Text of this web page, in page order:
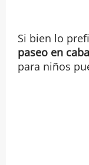
Si bien lo
paseo en
para niños